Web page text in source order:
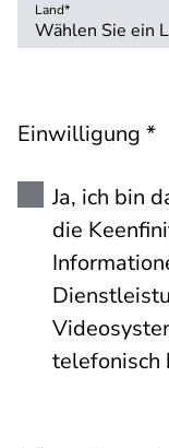
Land*
Einwilligung *
Ja, ich bin
die
telefonisch